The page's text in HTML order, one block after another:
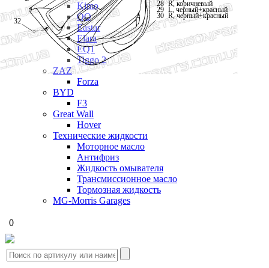
Kimo
QQ
Eastar
Elara
EQ1
Tiggo 2
ZAZ
Forza
BYD
F3
Great Wall
Hover
Технические жидкости
Моторное масло
Антифриз
Жидкость омывателя
Трансмиссионное масло
Тормозная жидкость
MG-Morris Garages
0
30
29 L, черный+красный
R, черный+красный
28 R, коричневый
32